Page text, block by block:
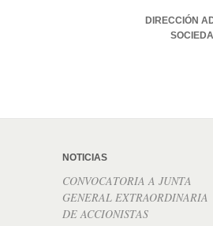
DIRECCIÓN
NOTICIAS
CONVOCATORIA A JUNTA
GENERAL EXTRAORDINARIA
DE ACCIONISTAS